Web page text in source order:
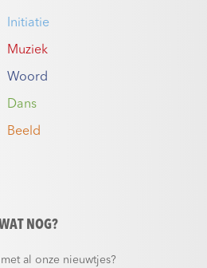
Initiatie
Muziek
Woord
Dans
Beeld
NOG?
al onze nieuwtjes?